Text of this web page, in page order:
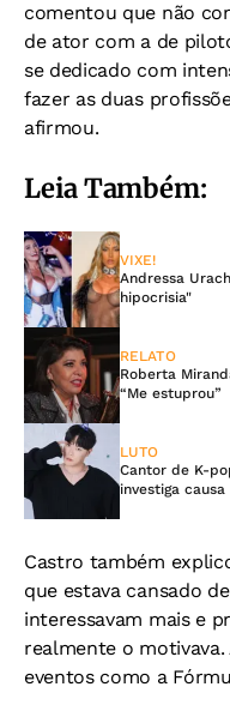
comentou que não
de ator com a de
se dedicado com
fazer as duas
afirmou.
Leia Também:
VIXE!
Andressa
hipocrisia"
RELATO
Roberta
“Me estuprou”
LUTO
Cantor de K-
investiga causa
Castro também
que estava cansado
interessavam mais e
realmente o
eventos como a